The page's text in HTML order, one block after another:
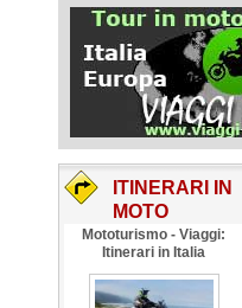
ITINERARI IN
MOTO
Mototurismo - Viaggi:
Itinerari in Italia